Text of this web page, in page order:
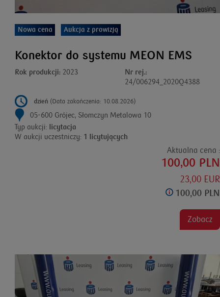
Nowa cena Aukcja z prowizją
Konektor do systemu MEON EMS
Rok produkcji: 2023
Nr rej.:
24/006294_2020Q4388
Aktualna cena :
100,00 PLN
23,00 EUR
100,00 PLN
Zobacz
dzień (Data zakończenia: 10.08.2026)
05-600 Grójec, Słomczyn Metalowa 10
Typ aukcji: licytacja
W aukcji uczestniczy: 1 licytujących